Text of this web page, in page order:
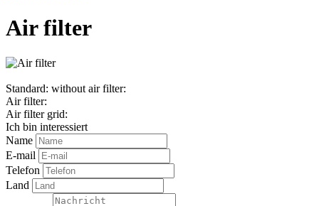
Air filter
Standard: without air filter:
Air filter:
Air filter grid:
Ich bin interessiert
Name
E-mail
Telefon
Land